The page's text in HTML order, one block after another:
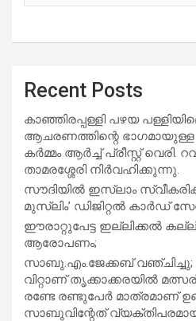
Recent Posts
കാഞ്ഞിരപ്പള്ളി പഴയ
ആചരണത്തിന്റെ ഭാഗമായുള്ള
കർമ്മം ആർച്ച് പ്രീസ്റ്റ്
താമരശ്ശേരി നിർവഹിക്കുന്നു.
സൗദിയില്‍ ഇസ്‌ലാം
മുസ്ലിം’ ഡിജിറ്റല്‍ കാര്‍ഡ്
ഈരാറ്റുപേട്ട ഇല്ലിക്കൽ കല്ലിൽ
ആരോപണം;
സാബു.എം.ജേക്കബ് വഞ്ചിച്ചു;
വിറ്റാണ് തൃക്കാക്കരയില്‍
രണ്ടേ രണ്ടുപേര്‍ മാത്രമാണ്
സാബുവിന്റേത് വ്യക്തിപരമായ